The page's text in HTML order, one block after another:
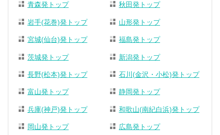
青森発トップ 秋田発トップ
岩手(花巻)発トップ 山形発トップ
宮城(仙台)発トップ 福島発トップ
茨城発トップ 新潟発トップ
長野(松本)発トップ 石川(金沢・小松)発トップ
富山発トップ 静岡発トップ
兵庫(神戸)発トップ 和歌山(南紀白浜)発トップ
岡山発トップ 広島発トップ